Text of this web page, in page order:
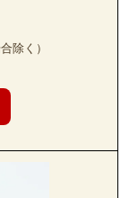
除く）